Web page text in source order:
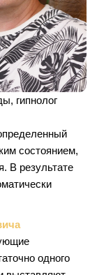
гипнолог
состоянием,
В результате
одного